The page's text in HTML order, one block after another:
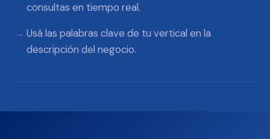
consultas en tiempo real.
Usá las palabras clave de tu vertical en la
descripción del negocio.